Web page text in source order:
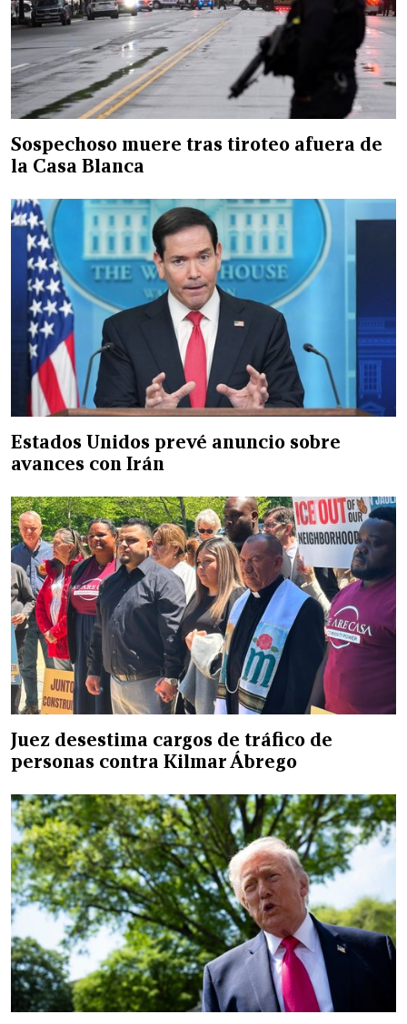
Sospechoso muere tras tiroteo afuera de
la Casa Blanca
Estados Unidos prevé anuncio sobre
avances con Irán
Juez desestima cargos de tráfico de
personas contra Kilmar Ábrego